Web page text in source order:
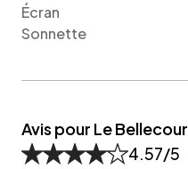
Écran
Sonnette
Avis pour Le Bellecour
4.57/5